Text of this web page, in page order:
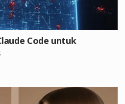
Code untuk